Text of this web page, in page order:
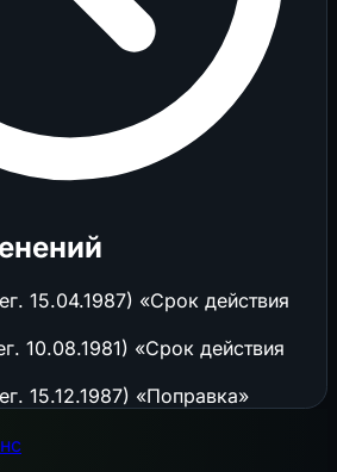
15.04.1987) «Срок действия
10.08.1981) «Срок действия
15.12.1987) «Поправка»